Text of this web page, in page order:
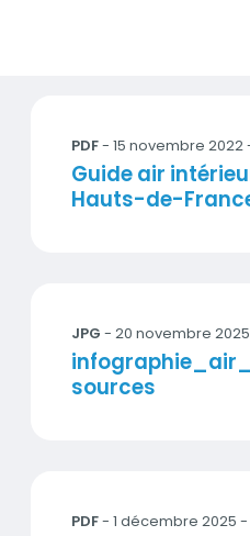
PDF- 15 novembre 2022 -
Titre
Guide air
Hauts-de-
JPG - 20 novembre 2025
Titre
sources
PDF- 1 décembre 2025 -